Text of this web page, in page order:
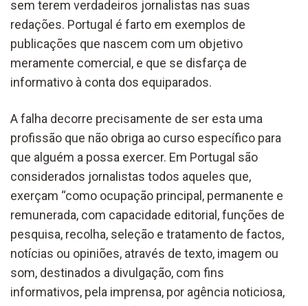
sem terem verdadeiros jornalistas nas suas
redações. Portugal é farto em exemplos de
publicações que nascem com um objetivo
meramente comercial, e que se disfarça de
informativo à conta dos equiparados.
A falha decorre precisamente de ser esta uma
profissão que não obriga ao curso específico para
que alguém a possa exercer. Em Portugal são
considerados jornalistas todos aqueles que,
exerçam “como ocupação principal, permanente e
remunerada, com capacidade editorial, funções de
pesquisa, recolha, seleção e tratamento de factos,
notícias ou opiniões, através de texto, imagem ou
som, destinados a divulgação, com fins
informativos, pela imprensa, por agência noticiosa,